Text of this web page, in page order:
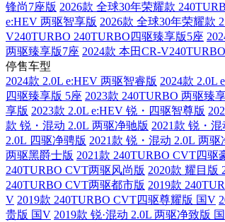
锋尚7座版 2026款 全球30年荣耀款
e:HEV 两驱智享版 2026款 全球30年荣耀款
V240TURBO 240TURBO四驱臻享版5座
两驱臻享版7座 2024款 本田CR-
停售车型
2024款 2.0L e:HEV 两驱智睿版 2024款 2.0L
四驱臻享版 5座 2023款 240TURBO 两驱臻
享版 2023款 2.0L e:HEV 锐・四驱智尊版
款 锐・混动 2.0L 两驱净驰版 2021款 锐・
2.0L 四驱净骋版 2021款 锐・混动 2.0L 两驱
两驱黑爵士版 2021款 240TURBO CVT四驱
240TURBO CVT两驱风尚版 2020款 耀目版
240TURBO CVT两驱都市版 2019款
V 2019款 240TURBO CVT四驱尊耀版 国V
贵版 国V 2019款 锐·混动 2.0L 两驱净致版